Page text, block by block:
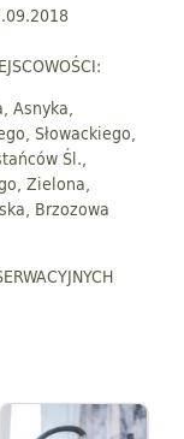
Asnyka,
Słowackiego,
Śl.,
Zielona,
Brzozowa